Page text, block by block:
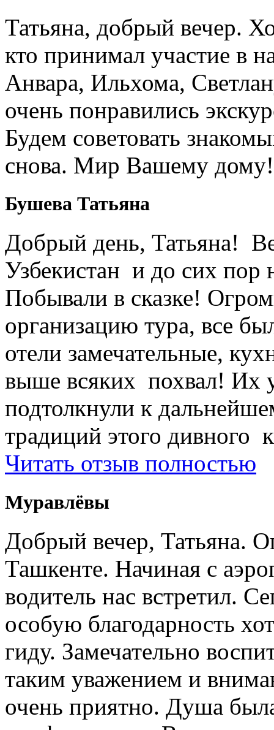
Татьяна, добрый вечер.
кто принимал участие в
Анвара, Ильхома,
очень понравились
Будем советовать
снова. Мир Вашему дому!
Бушева Татьяна
Добрый день, Татьяна!
Узбекистан и до сих пор
Побывали в сказке!
организацию тура, все
отели замечательные,
выше всяких похвал! Их
подтолкнули к
традиций этого дивного
Читать отзыв полностью
Муравлёвы
Добрый вечер, Татьяна.
Ташкенте. Начиная с
водитель нас встретил.
особую благодарность
гиду. Замечательно
таким уважением и
очень приятно. Душа